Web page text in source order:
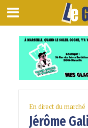
En direct du marché
Jérôme